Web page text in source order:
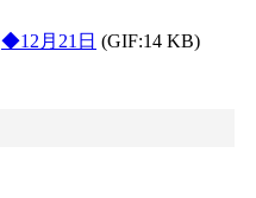
◆12月21日 (GIF:14 KB)